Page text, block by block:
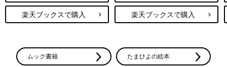
楽天ブックスで購入 楽天ブックスで購入
ムック書籍 たまひよの絵本